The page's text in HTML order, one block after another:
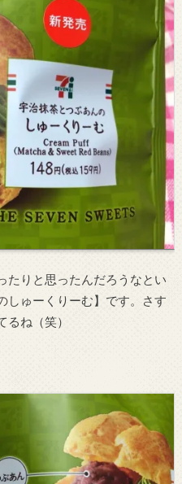
たりと思ったんだろうなとい
しゅーくりーむ】です。さす
ね（笑）